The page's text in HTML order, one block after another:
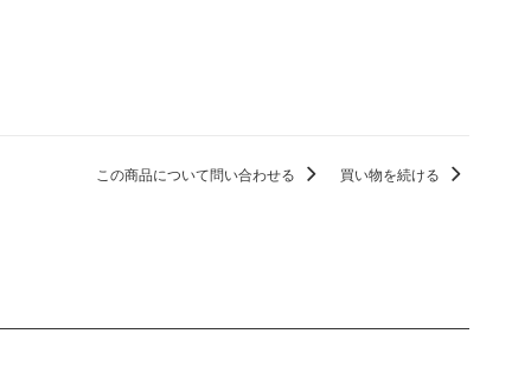
この商品について問い合わせる 買い物を続ける